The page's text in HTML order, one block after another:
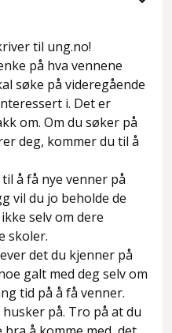
til ung.no!
på hva vennene
søke på videregående
i. Det er
om. Om du søker på
deg, kommer du til å
å få nye venner på
vil du jo beholde de
selv om dere
skoler.
det du kjenner på
galt med deg selv om
tid på å få venner.
på. Tro på at du